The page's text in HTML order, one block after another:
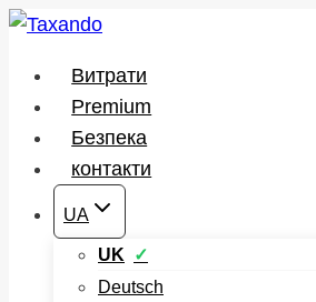
Перейти
вмісту
Витрати
Premium
Безпека
контакти
UA
UK
Deutsch